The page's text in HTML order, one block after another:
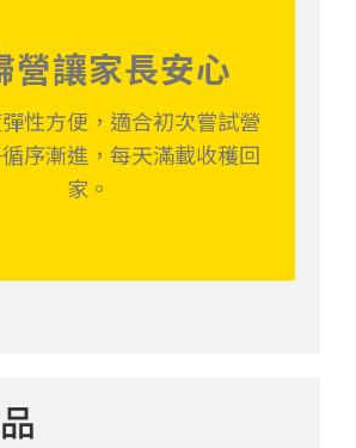
營讓家長安心
性方便，適合初次嘗試營
序漸進，每天滿載收穫回
家。